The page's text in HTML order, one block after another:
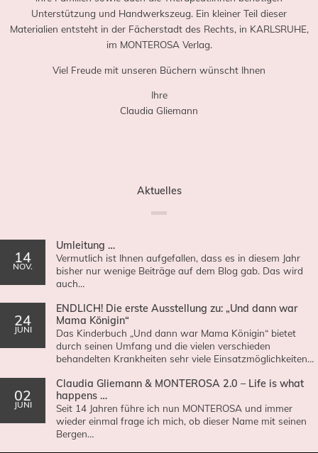
Unterstützung und Handwerkszeug. Ein kleiner Teil dieser
Materialien entsteht in der Fächerstadt des Rechts, in KARLSRUHE,
im MONTEROSA Verlag.
Viel Freude mit unseren Büchern wünscht Ihnen
Ihre
Claudia Gliemann
Aktuelles
14
NOV.
Umleitung …
Vermutlich ist Ihnen aufgefallen, dass es in diesem Jahr
bisher nur wenige Beiträge auf dem Blog gab. Das wird
auch…
24
JUNI
ENDLICH! Die erste Ausstellung zu: „Und dann war
Mama Königin“
Das Kinderbuch „Und dann war Mama Königin“ bietet
durch seinen Umfang und die vielen verschieden
behandelten Krankheiten sehr viele Einsatzmöglichkeiten…
02
JUNI
Claudia Gliemann & MONTEROSA 2.0 – Life is what
happens …
Seit 14 Jahren führe ich nun MONTEROSA und immer
wieder einmal frage ich mich, ob dieser Name mit seinen
Bergen…